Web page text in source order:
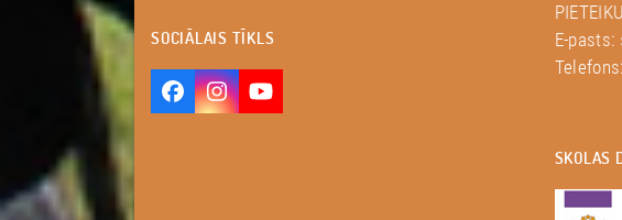
SOCIĀLAIS TĪKLS
Facebook
InstagramYouTube
E-pasts:
Telefons:
SKOLAS